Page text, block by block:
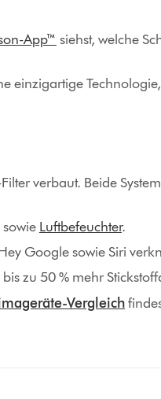
App™ siehst, welche
einzigartige
verbaut. Beide
Luftbefeuchter.
Google sowie Siri
zu 50 % mehr
Vergleich